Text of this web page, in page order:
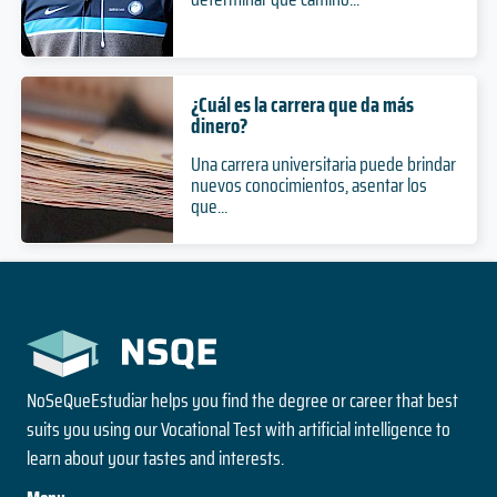
Ciencias mención Microbiología
3 años
Doctorado
Nivel
Presencial
Modalidad
2 años
Duración
Doctorado
Nivel
Presencial
Modalidad
3 años
Duración
Especialización
Nivel
Presencial
Modalidad
Programa de Especialización en Pediatría
Especialización
Nivel
Presencial
Modalidad
Grado
Nivel
Presencial
Modalidad
Bioquímica
Duración
Grado
Modalidad
Derecho
5 años
Duración
2 años
Magíster
Nivel
Presencial
Modalidad
Ciencias Vegetales
Magíster
Nivel
Presencial
Modalidad
¿Cuál es la carrera que da más
dinero?
Una carrera universitaria puede brindar
nuevos conocimientos, asentar los
que...
NoSeQueEstudiar helps you find the degree or career that best
suits you using our Vocational Test with artificial intelligence to
learn about your tastes and interests.